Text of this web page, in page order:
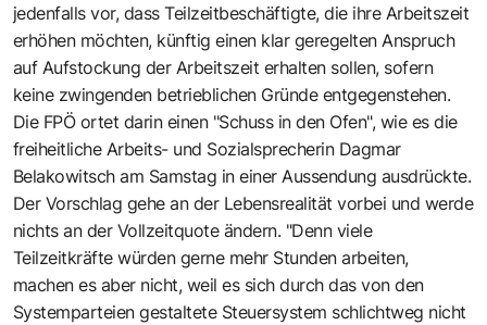
jedenfalls vor, dass Teilzeitbeschäftigte, die ihre Arbeitszeit
erhöhen möchten, künftig einen klar geregelten Anspruch
auf Aufstockung der Arbeitszeit erhalten sollen, sofern
keine zwingenden betrieblichen Gründe entgegenstehen.
Die FPÖ ortet darin einen "Schuss in den Ofen", wie es die
freiheitliche Arbeits- und Sozialsprecherin Dagmar
Belakowitsch am Samstag in einer Aussendung ausdrückte.
Der Vorschlag gehe an der Lebensrealität vorbei und werde
nichts an der Vollzeitquote ändern. "Denn viele
Teilzeitkräfte würden gerne mehr Stunden arbeiten,
machen es aber nicht, weil es sich durch das von den
Systemparteien gestaltete Steuersystem schlichtweg nicht